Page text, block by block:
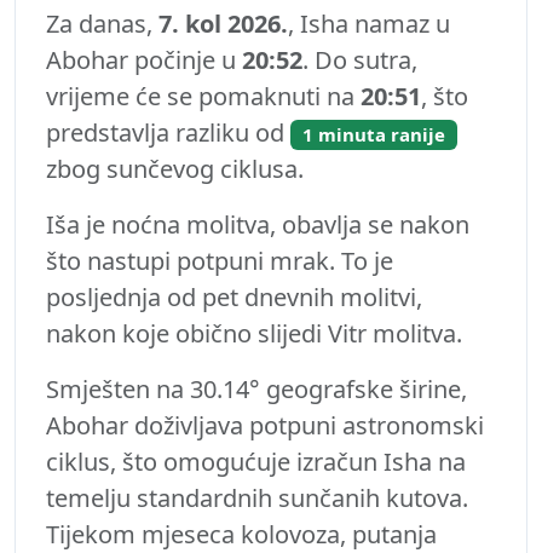
Za danas, 7. kol 2026., Isha namaz u
Abohar počinje u 20:52. Do sutra,
vrijeme će se pomaknuti na 20:51, što
predstavlja razliku od
1 minuta ranije
zbog sunčevog ciklusa.
Iša je noćna molitva, obavlja se nakon
što nastupi potpuni mrak. To je
posljednja od pet dnevnih molitvi,
nakon koje obično slijedi Vitr molitva.
Smješten na 30.14° geografske širine,
Abohar doživljava potpuni astronomski
ciklus, što omogućuje izračun Isha na
temelju standardnih sunčanih kutova.
Tijekom mjeseca kolovoza, putanja